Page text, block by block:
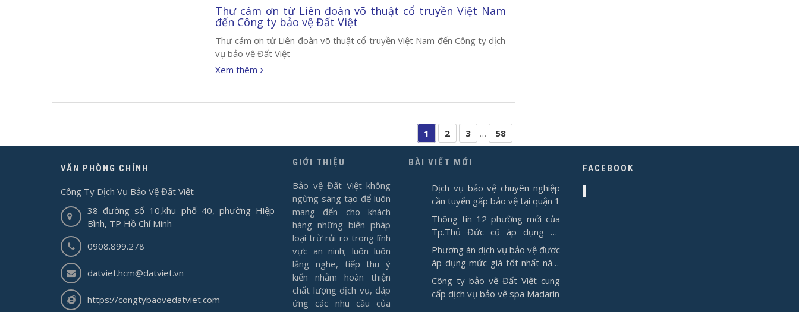
Thư cám ơn từ Liên đoàn võ thuật cổ truyền Việt Nam
đến Công ty bảo vệ Đất Việt
Thư cám ơn từ Liên đoàn võ thuật cổ truyền Việt Nam đến Công ty dịch
vụ bảo vệ Đất Việt
Xem thêm
1 2 3 … 58
VĂN PHÒNG CHÍNH
Công Ty Dịch Vụ Bảo Vệ Đất Việt
38 đường số 10,khu phố 40, phường Hiệp
Bình, TP Hồ Chí Minh
0908.899.278
datviet.hcm@datviet.vn
https://congtybaovedatviet.com
GIỚI THIỆU
Bảo vệ Đất Việt không
ngừng sáng tạo để luôn
mang đến cho khách
hàng những biện pháp
loại trừ rủi ro trong lĩnh
vực an ninh; luôn luôn
lắng nghe, tiếp thu ý
kiến nhằm hoàn thiện
chất lượng dịch vụ, đáp
ứng các nhu cầu của
BÀI VIẾT MỚI
Dịch vụ bảo vệ chuyên nghiệp
cần tuyển gấp bảo vệ tại quận 1
Thông tin 12 phường mới của
Tp.Thủ Đức cũ áp dụng từ
1/7/2025
Phương án dịch vụ bảo vệ được
áp dụng mức giá tốt nhất năm
2026
Công ty bảo vệ Đất Việt cung
cấp dịch vụ bảo vệ spa Madarin
FACEBOOK